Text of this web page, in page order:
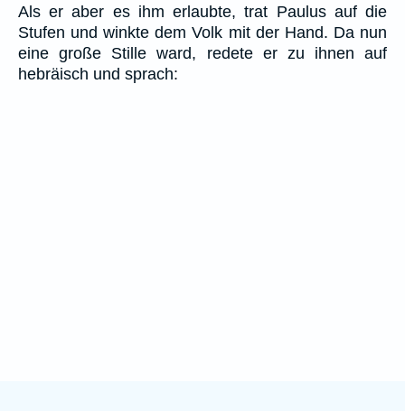
Als er aber es ihm erlaubte, trat Paulus auf die
Stufen und winkte dem Volk mit der Hand. Da nun
eine große Stille ward, redete er zu ihnen auf
hebräisch und sprach: